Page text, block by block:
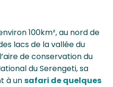
100km², au nord de
lacs de la vallée du
de conservation du
du Serengeti, sa
à unsafari de quelques